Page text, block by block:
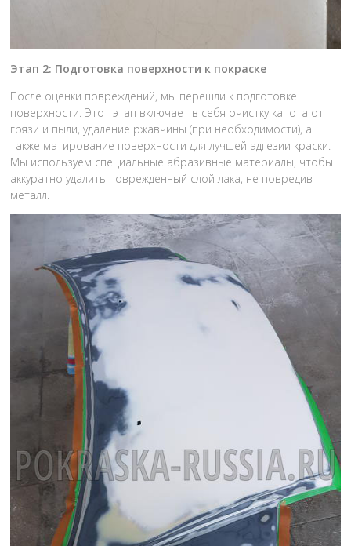
Этап 2: Подготовка поверхности к покраске
После оценки повреждений, мы перешли к подготовке
поверхности. Этот этап включает в себя очистку капота от
грязи и пыли, удаление ржавчины (при необходимости), а
также матирование поверхности для лучшей адгезии краски.
Мы используем специальные абразивные материалы, чтобы
аккуратно удалить поврежденный слой лака, не повредив
металл.